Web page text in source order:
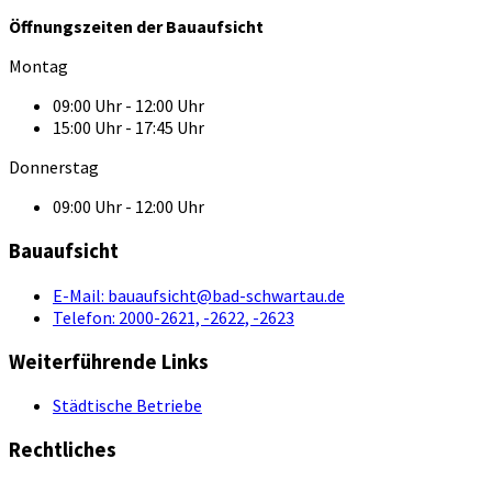
Öffnungszeiten der Bauaufsicht
Montag
09:00 Uhr - 12:00 Uhr
15:00 Uhr - 17:45 Uhr
Donnerstag
09:00 Uhr - 12:00 Uhr
Bauaufsicht
E-Mail: bauaufsicht@bad-schwartau.de
Telefon: 2000-2621, -2622, -2623
Weiterführende Links
Städtische Betriebe
Rechtliches